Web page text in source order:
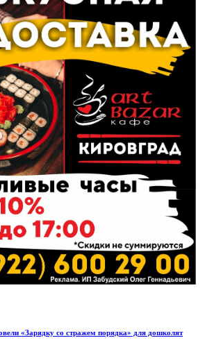
«Зарядку со стражем порядка» для дошколят